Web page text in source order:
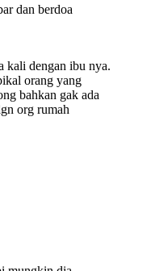
dan berdoa
kali dengan ibu nya.
orang yang
bahkan gak ada
org rumah